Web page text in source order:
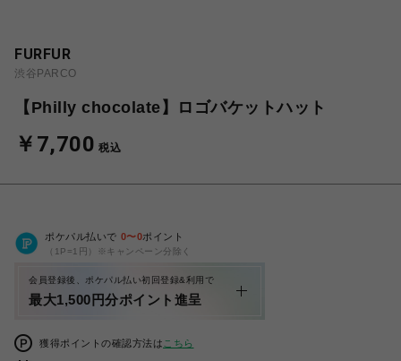
FURFUR
渋谷PARCO
【Philly chocolate】ロゴバケットハット
￥7,700 税込
ポケパル払いで 0〜0ポイント
（1P=1円）※キャンペーン分除く
会員登録後、ポケパル払い初回登録&利用で
最大1,500円分ポイント進呈
獲得ポイントの確認方法は こちら